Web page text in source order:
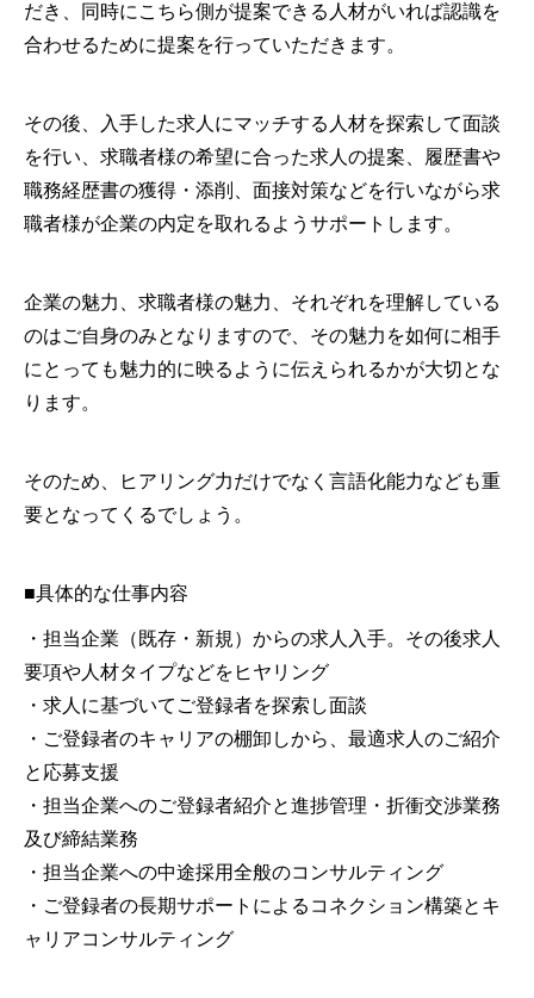
だき、同時にこちら側が提案できる人材がいれば認識を
合わせるために提案を行っていただきます。
その後、入手した求人にマッチする人材を探索して面談
を行い、求職者様の希望に合った求人の提案、履歴書や
職務経歴書の獲得・添削、面接対策などを行いながら求
職者様が企業の内定を取れるようサポートします。
企業の魅力、求職者様の魅力、それぞれを理解している
のはご自身のみとなりますので、その魅力を如何に相手
にとっても魅力的に映るように伝えられるかが大切とな
ります。
そのため、ヒアリング力だけでなく言語化能力なども重
要となってくるでしょう。
■具体的な仕事内容
・担当企業（既存・新規）からの求人入手。その後求人
要項や人材タイプなどをヒヤリング
・求人に基づいてご登録者を探索し面談
・ご登録者のキャリアの棚卸しから、最適求人のご紹介
と応募支援
・担当企業へのご登録者紹介と進捗管理・折衝交渉業務
及び締結業務
・担当企業への中途採用全般のコンサルティング
・ご登録者の長期サポートによるコネクション構築とキ
ャリアコンサルティング